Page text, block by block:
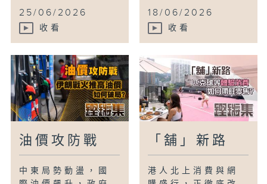
25/06/2026
收看
18/06/2026
收看
油價攻防戰
中東局勢動盪，國
「舖」新路
港人北上消費與網